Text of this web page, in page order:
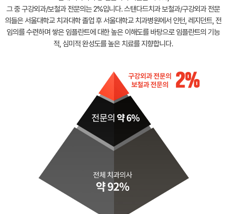
그 중 구강외과/보철과 전문의는 2%입니다.스탠다드치과 보철과/구강외과 전문
의들은 서울대학교 치과대학 졸업 후서울대학교 치과병원에서 인턴, 레지던트, 전
임의를 수련하며 쌓은 임플란트에 대한 높은 이해도를 바탕으로임플란트의 기능
적, 심미적 완성도를 높은 치료를 지향합니다.